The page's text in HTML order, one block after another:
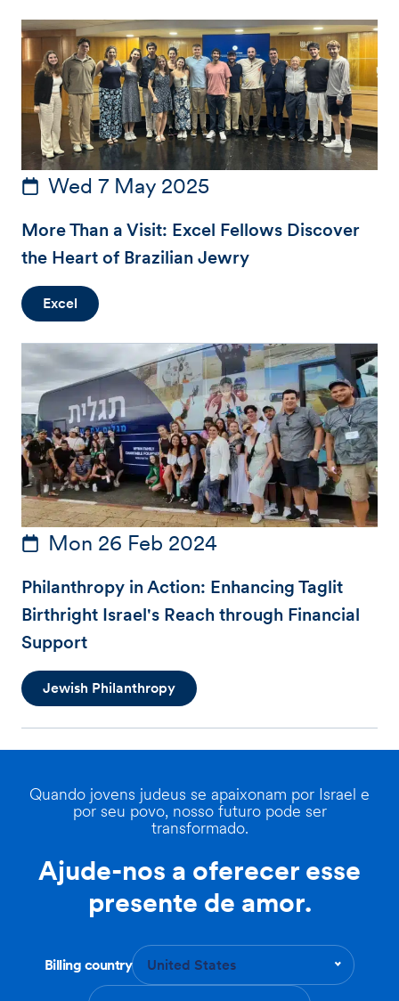
Wed 7 May 2025
More Than a Visit: Excel Fellows Discover
the Heart of Brazilian Jewry
Excel
Mon 26 Feb 2024
Philanthropy in Action: Enhancing Taglit
Birthright Israel's Reach through Financial
Support
Jewish Philanthropy
Quando jovens judeus se apaixonam por Israel e
por seu povo, nosso futuro pode ser
transformado.
Ajude-nos a oferecer esse
presente de amor.
Billing country United States